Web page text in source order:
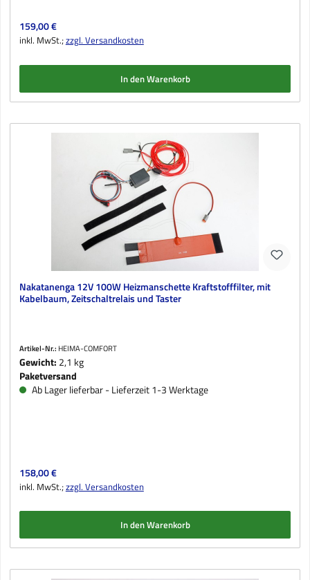
Regulärer Preis:
159,00 €
inkl. MwSt.;zzgl. Versandkosten
In den Warenkorb
Nakatanenga 12V 100W Heizmanschette Kraftstofffilter, mit
Kabelbaum, Zeitschaltrelais und Taster
Artikel-Nr.: HEIMA-COMFORT
Gewicht: 2,1 kg
Paketversand
Ab Lager lieferbar - Lieferzeit 1-3 Werktage
Regulärer Preis:
158,00 €
inkl. MwSt.;zzgl. Versandkosten
In den Warenkorb